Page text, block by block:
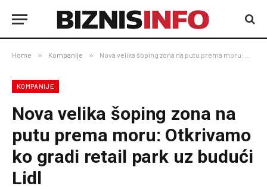
Home » Kompanije » Nova velika šoping zona na putu prema moru: Otkrivamo ko gradi retail park uz budući Lidl
KOMPANIJE
Nova velika šoping zona na
putu prema moru: Otkrivamo
ko gradi retail park uz budući
Lidl